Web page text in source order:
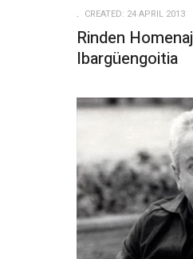
CREATED: 24 APRIL 2013
Rinden
Ibargüengoitia